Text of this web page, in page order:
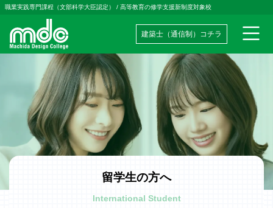
コンテンツへスキップ
職業実践専門課程（文部科学大臣認定） / 高等教育の修学支援新制度対象校
メインナビゲーション
建築士（通信制）コチラ
留学生の方へ
International Student